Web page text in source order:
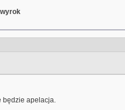
wyrok
będzie apelacja.